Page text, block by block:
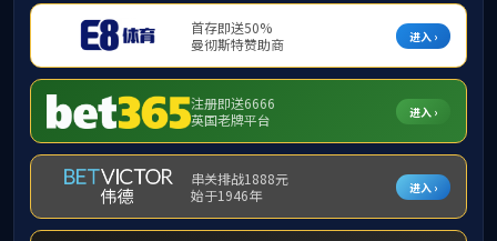
招生信息
就业政策
延庆第五
数学与应
首都师范
秋日暖“
北京市第